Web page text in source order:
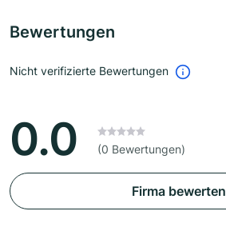
Bewertungen
Nicht verifizierte Bewertungen
0.0 (0 Bewertungen)
Firma bewerten